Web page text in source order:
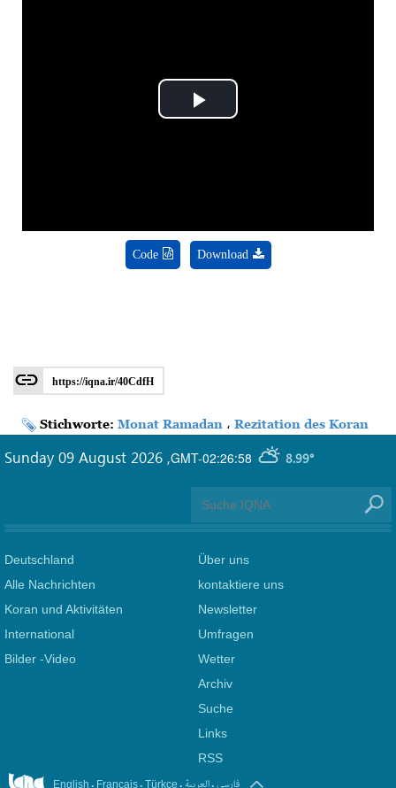
Play
Code Download
https://iqna.ir/40CdfH
Stichworte: Monat Ramadan ، Rezitation des Koran
GMT-02:26:58 8.99°
Sunday 09 August 2026 ,
Deutschland
Alle Nachrichten
Koran und Aktivitäten
International
Bilder -Video
Über uns
kontaktiere uns
Newsletter
Umfragen
Wetter
Archiv
Suche
Links
RSS
English . Français. Türkçe . العربیة.فارسی